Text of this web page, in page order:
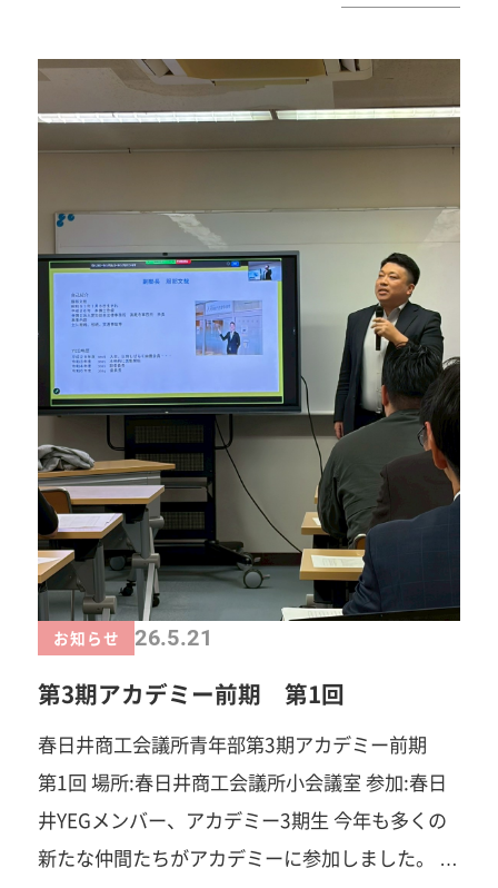
し、"リーダーとしての姿勢"を学びました。 常に
自分の想いを伝え、協力者を増やしていかなけれ
ばならない経営者。中野様からは巻き込みの本質
中野様、ありがとうございました。そして、ご参
加いただいた青年部・女性会の皆様、ありがとう
ございました ＃春日井商工会議所青年部＃春日井
YEG＃郷創委員会＃OnemoreStep＃次の一段へ
一歩踏み出すことで、見える景色がきっと変わ
ります。あなたの「挑戦してみたい」を、春日井
YEGでカタチにしませんか？「自己研鑽」「自己
実現」「楽しさ」「苦しさ」「笑い」「汗」
「涙」「感動」…まずは見学だけでも大歓迎で
す。お気軽にご連絡ください！ 春日井商工会議所
青年部事務局TEL：0568-81-4141みなさまのご参
加を心よりお待ちしています！
お知らせ 26.5.21
第3期アカデミー前期 第1回
春日井商工会議所青年部第3期アカデミー前期
第1回 場所:春日井商工会議所小会議室 参加:春日
井YEGメンバー、アカデミー3期生 今年も多くの
新たな仲間たちがアカデミーに参加しました。 会